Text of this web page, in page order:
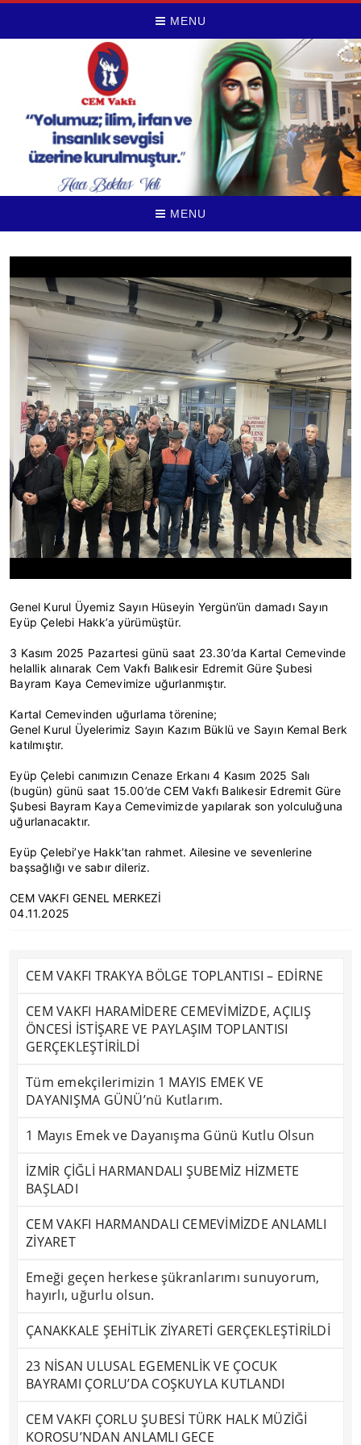
MENU
MENU
Genel Kurul Üyemiz Sayın Hüseyin Yergün’ün damadı Sayın
Eyüp Çelebi Hakk’a yürümüştür.
3 Kasım 2025 Pazartesi günü saat 23.30’da Kartal Cemevinde
helallik alınarak Cem Vakfı Balıkesir Edremit Güre Şubesi
Bayram Kaya Cemevimize uğurlanmıştır.
Kartal Cemevinden uğurlama törenine;
Genel Kurul Üyelerimiz Sayın Kazım Büklü ve Sayın Kemal Berk
katılmıştır.
Eyüp Çelebi canımızın Cenaze Erkanı 4 Kasım 2025 Salı
(bugün) günü saat 15.00’de CEM Vakfı Balıkesir Edremit Güre
Şubesi Bayram Kaya Cemevimizde yapılarak son yolculuğuna
uğurlanacaktır.
Eyüp Çelebi’ye Hakk’tan rahmet. Ailesine ve sevenlerine
başsağlığı ve sabır dileriz.
CEM VAKFI GENEL MERKEZİ
04.11.2025
CEM VAKFI TRAKYA BÖLGE TOPLANTISI – EDİRNE
CEM VAKFI HARAMİDERE CEMEVİMİZDE, AÇILIŞ
ÖNCESİ İSTİŞARE VE PAYLAŞIM TOPLANTISI
GERÇEKLEŞTİRİLDİ
Tüm emekçilerimizin 1 MAYIS EMEK VE
DAYANIŞMA GÜNÜ’nü Kutlarım.
1 Mayıs Emek ve Dayanışma Günü Kutlu Olsun
İZMİR ÇİĞLİ HARMANDALI ŞUBEMİZ HİZMETE
BAŞLADI
CEM VAKFI HARMANDALI CEMEVİMİZDE ANLAMLI
ZİYARET
Emeği geçen herkese şükranlarımı sunuyorum,
hayırlı, uğurlu olsun.
ÇANAKKALE ŞEHİTLİK ZİYARETİ GERÇEKLEŞTİRİLDİ
23 NİSAN ULUSAL EGEMENLİK VE ÇOCUK
BAYRAMI ÇORLU’DA COŞKUYLA KUTLANDI
CEM VAKFI ÇORLU ŞUBESİ TÜRK HALK MÜZİĞİ
KOROSU’NDAN ANLAMLI GECE